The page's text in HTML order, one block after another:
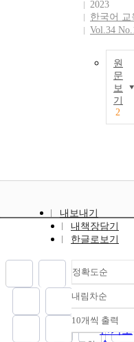
2023
한국어 교
Vol.34
원
문
보
기
2
내보내기
내책장담기
한글로보기
정확도순
정확도
순
인기도
내림차순
내림
10개씩 출력